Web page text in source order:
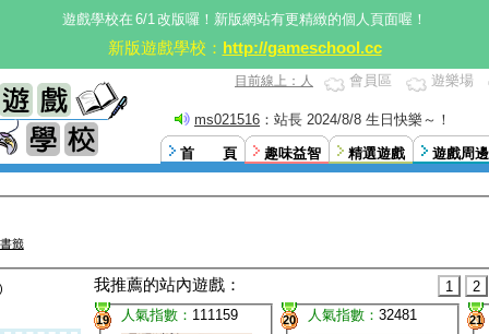
遊戲學校在 6/1改版囉！新版網站有更精緻的個人頁面喔！
新版遊戲學校： http://gameschool.cc
目前線上：人 會員區 遊樂場
ms021516 ：站長 2024/8/8 生日快樂～！
首 頁 趣味益智 精選遊戲 遊戲周邊
籤
我推薦的站內遊戲： 1 2
19 人氣指數： 111159 20 人氣指數： 32481 21